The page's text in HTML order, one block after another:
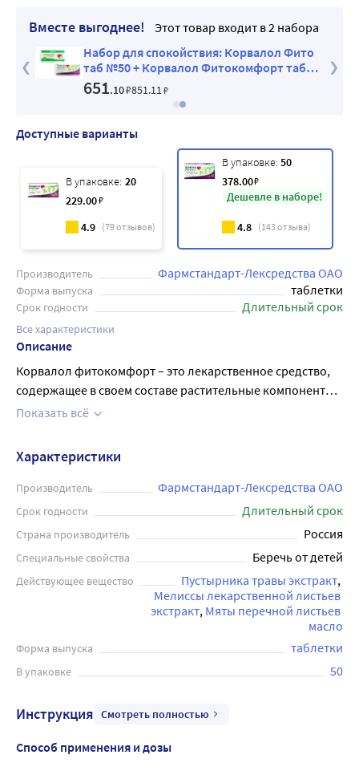
Вместе выгоднее!
Этот товар входит в 2 набора
Набор для спокойствия: Корвалол Фито
таб №50 + Корвалол Фитокомфорт таб
№50 со скидкой
651.10₽851.11₽
Доступные варианты
В упаковке: 20
229.00₽
4.9 (79отзывов)
В упаковке: 50
378.00₽
Дешевле в наборе!
4.8 (143отзыва)
Производитель Фармстандарт-Лексредства ОАО
Форма выпуска таблетки
Срок годности Длительный срок
Все характеристики
Описание
Корвалол фитокомфорт – это лекарственное средство,
содержащее в своем составе растительные компоненты.
Оказывает седативное и спазмолитическое действие,
и увеличивает силу сердечных сокращений), обладает
умеренными гипотензивными свойствами. Применяется
в качестве симптоматического (успокаивающего и
сосудорасширяющего) средства при функциональных
неврозоподобных состояниях, сопровождающихся
повышенной раздражительностью; при нарушении
засыпания; тахикардии; состоянии возбуждения с
выраженными вегетативными проявлениями; в качестве
спазмолитического средства - при спазмах кишечника.
проконсультироваться с врачом.
Показать всё
Характеристики
Производитель Фармстандарт-Лексредства ОАО
Срок годности Длительный срок
Страна производитель Россия
Специальные свойства Беречь от детей
Действующее вещество
Пустырника травы экстракт
Мелиссы лекарственной листьев
экстракт Мяты перечной листьев
масло
Форма выпуска таблетки
В упаковке 50
Инструкция Смотреть полностью
Способ применения и дозы